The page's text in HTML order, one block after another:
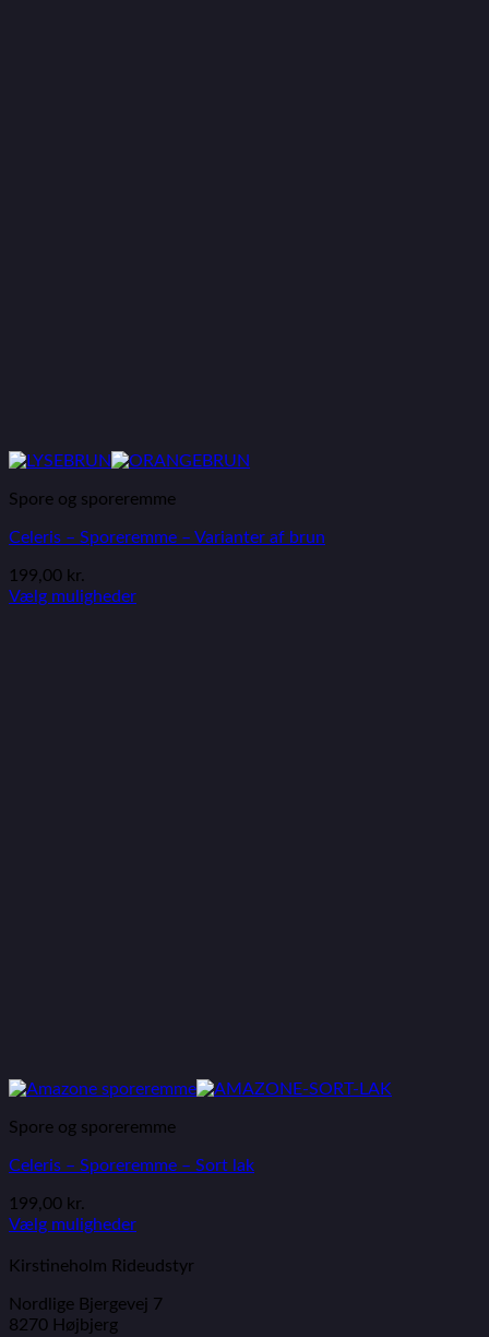
Spore og sporeremme
Celeris – Sporeremme – Varianter af brun
199,00 kr.
Vælg muligheder
Spore og sporeremme
Celeris – Sporeremme – Sort lak
199,00 kr.
Vælg muligheder
Kirstineholm Rideudstyr
Nordlige Bjergevej 7
8270 Højbjerg